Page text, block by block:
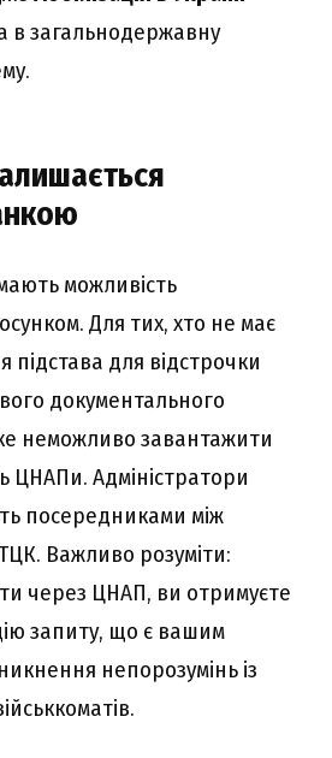
в загальнодержавну
можливість
Для тих, хто не має
для відстрочки
документального
неможливо завантажити
Адміністратори
посередниками між
Важливо розуміти:
через ЦНАП, ви отримуєте
запиту, що є вашим
непорозумінь із